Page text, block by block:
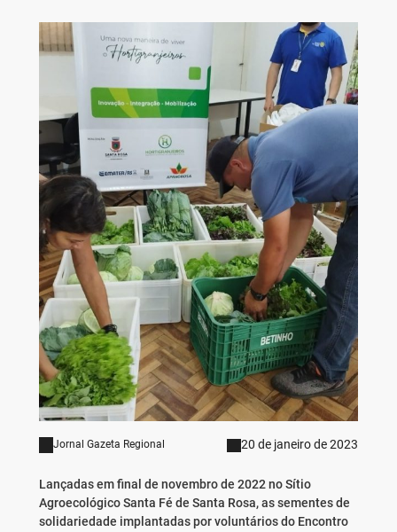
Jornal Gazeta Regional 20 de janeiro de 2023
Lançadas em final de novembro de 2022 no Sítio
Agroecológico Santa Fé de Santa Rosa, as sementes de
solidariedade implantadas por voluntários do Encontro